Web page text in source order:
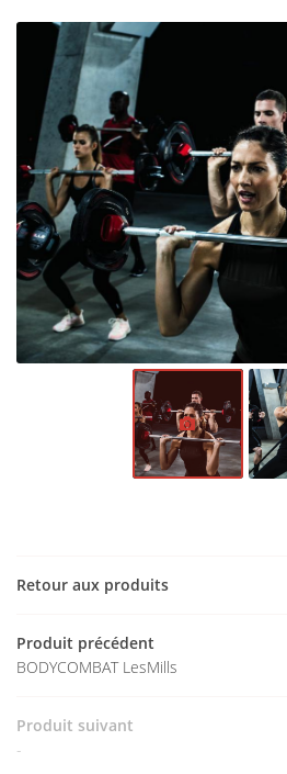
Accueil
Les cours
Le squash
Retour aux produits
Produit précédent
BODYCOMBAT LesMills
Produit suivant
-